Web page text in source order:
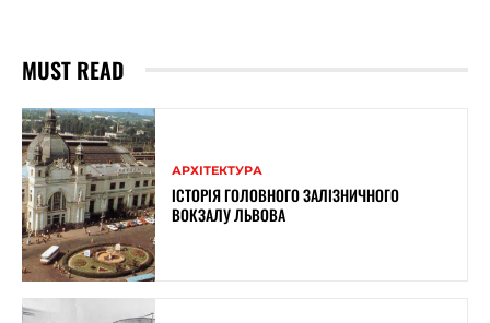
MUST READ
АРХІТЕКТУРА
ІСТОРІЯ ГОЛОВНОГО ЗАЛІЗНИЧНОГО
ВОКЗАЛУ ЛЬВОВА